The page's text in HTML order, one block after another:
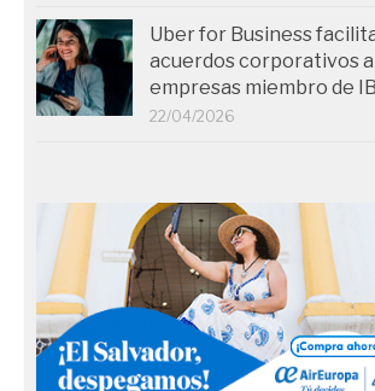
Uber for Business
acuerdos corporativos a
empresas miembro de
22/04/2026